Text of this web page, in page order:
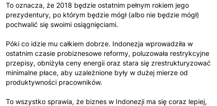
To oznacza, że 2018 będzie ostatnim pełnym rokiem jego
prezydentury, po którym będzie mógł (albo nie będzie mógł)
pochwalić się swoimi osiągnięciami.
Póki co idzie mu całkiem dobrze. Indonezja wprowadziła w
ostatnim czasie probiznesowe reformy, poluzowała restrykcyjne
przepisy, obniżyła ceny energii oraz stara się zrestrukturyzować
minimalne płace, aby uzależnione były w dużej mierze od
produktywności pracowników.
To wszystko sprawia, że biznes w Indonezji ma się coraz lepiej,